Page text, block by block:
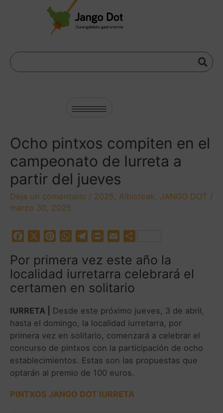
Ocho pintxos compiten en el
campeonato de Iurreta a
partir del jueves
Deja un comentario / 2025, Albisteak, JANGO DOT /
marzo 30, 2025
c
e
b
o
k
n
t
e
e
s
W
a
s
p
p
l
e
g
a
m
n
t
a
i
l
m
p
t
i
r
Por primera vez este año la
localidad iurretarra celebrará el
certamen en solitario
IURRETA |
Desde este próximo jueves, 3 de abril,
hasta el domingo, la localidad iurretarra, por
primera vez en solitario, comenzará a celebrar el
concurso de pintxos con la participación de ocho
establecimientos. Estas son las propuestas que
optarán al premio de 100 euros.
PINTXOS JANGO DOT IURRETA